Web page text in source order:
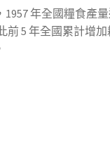
年全國糧食產
前 5 年全國累計增